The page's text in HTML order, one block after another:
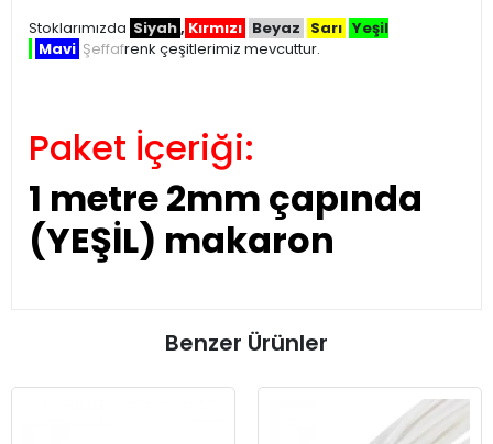
Stoklarımızda Siyah, Kırmızı Beyaz Sarı Yeşil
Mavi Şeffafrenk çeşitlerimiz mevcuttur.
Paket İçeriği:
1 metre 2mm çapında
(YEŞİL) makaron
Benzer Ürünler